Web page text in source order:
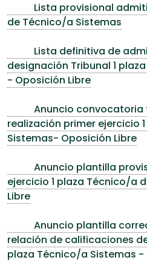
Lista provisional
de Técnico/a Sistemas
Lista definitiva de
designación Tribunal 1
- Oposición Libre
Anuncio convocatoria
realización primer ejercicio
Sistemas- Oposición Libre
Anuncio plantilla
ejercicio 1 plaza Técnico/a
Libre
Anuncio plantilla
relación de calificaciones
plaza Técnico/a Sistemas -